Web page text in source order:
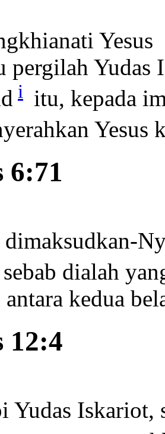
Yesus
pergilah Yudas
i itu, kepada
Yesus
6:71
dimaksudkan-
sebab dialah
antara kedua
12:4
Yudas Iskariot,